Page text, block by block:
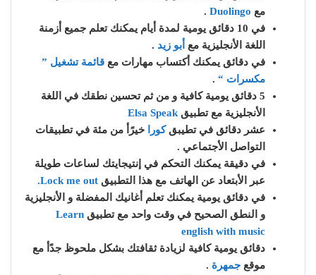
مع Duolingo
.
في 10 دقائق يومية لمدة أيام يمكنك تعلم جميع أزمنة
اللغة الأنجليزية مع أبو زيد .
في دقائق يمكنك أكتساب مهارات مع قائمة تشغيل ”
مكسرات “ .
5 دقائق يومية كافية و من ثم تحسين نطقك في اللغة
الأنجليزية مع تطبيق Elsa Speak
عشر دقائق في تطيبقكورا
خيرًأ من مئة في تطبيقات
التواصل الأجتماعي .
في دقيقة يمكنك التحكم في إنتيجايتك لساعات طويلة
عبر الأبتعاد عن الهاتف مع هذا التطبيق Lock me out.
في دقائق يومية يمكنك تعلم أغانيك المفضلة و الأنجليزية
و النطق الصحيح في وقت واحد مع تطبيق Learn
english with music
دقائق يومية كافية لزيادة ثقافتك بشكل ملحوظ جدًأ مع
موقع جمهرة .